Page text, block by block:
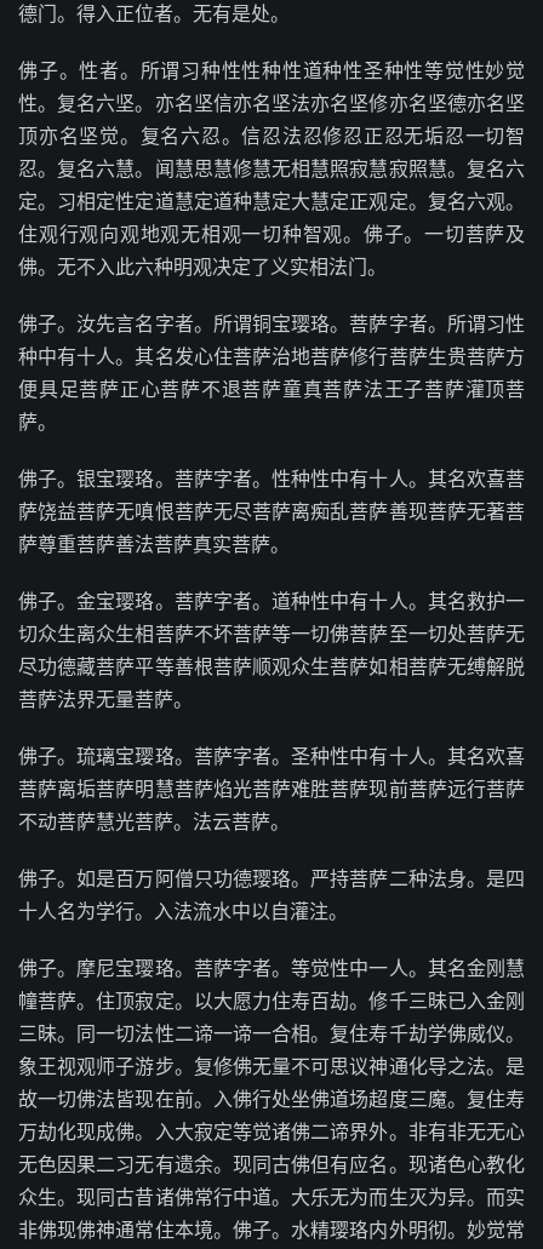
德门。得入正位者。无有是处。
佛子。性者。所谓习种性性种性道种性圣种性等觉性妙觉
性。复名六坚。亦名坚信亦名坚法亦名坚修亦名坚德亦名坚
顶亦名坚觉。复名六忍。信忍法忍修忍正忍无垢忍一切智
忍。复名六慧。闻慧思慧修慧无相慧照寂慧寂照慧。复名六
定。习相定性定道慧定道种慧定大慧定正观定。复名六观。
住观行观向观地观无相观一切种智观。佛子。一切菩萨及
佛。无不入此六种明观决定了义实相法门。
佛子。汝先言名字者。所谓铜宝璎珞。菩萨字者。所谓习性
种中有十人。其名发心住菩萨治地菩萨修行菩萨生贵菩萨方
便具足菩萨正心菩萨不退菩萨童真菩萨法王子菩萨灌顶菩
萨。
佛子。银宝璎珞。菩萨字者。性种性中有十人。其名欢喜菩
萨饶益菩萨无嗔恨菩萨无尽菩萨离痴乱菩萨善现菩萨无著菩
萨尊重菩萨善法菩萨真实菩萨。
佛子。金宝璎珞。菩萨字者。道种性中有十人。其名救护一
切众生离众生相菩萨不坏菩萨等一切佛菩萨至一切处菩萨无
尽功德藏菩萨平等善根菩萨顺观众生菩萨如相菩萨无缚解脱
菩萨法界无量菩萨。
佛子。琉璃宝璎珞。菩萨字者。圣种性中有十人。其名欢喜
菩萨离垢菩萨明慧菩萨焰光菩萨难胜菩萨现前菩萨远行菩萨
不动菩萨慧光菩萨。法云菩萨。
佛子。如是百万阿僧只功德璎珞。严持菩萨二种法身。是四
十人名为学行。入法流水中以自灌注。
佛子。摩尼宝璎珞。菩萨字者。等觉性中一人。其名金刚慧
幢菩萨。住顶寂定。以大愿力住寿百劫。修千三昧已入金刚
三昧。同一切法性二谛一谛一合相。复住寿千劫学佛威仪。
象王视观师子游步。复修佛无量不可思议神通化导之法。是
故一切佛法皆现在前。入佛行处坐佛道场超度三魔。复住寿
万劫化现成佛。入大寂定等觉诸佛二谛界外。非有非无无心
无色因果二习无有遗余。现同古佛但有应名。现诸色心教化
众生。现同古昔诸佛常行中道。大乐无为而生灭为异。而实
非佛现佛神通常住本境。佛子。水精璎珞内外明彻。妙觉常